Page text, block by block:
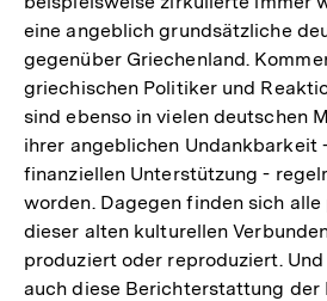
eine angeblich grundsätzliche
gegenüber Griechenland.
griechischen Politiker und
sind ebenso in vielen deutschen
ihrer angeblichen Undankbarkeit
finanziellen Unterstützung -
worden. Dagegen finden sich
dieser alten kulturellen
produziert oder reproduziert.
auch diese Berichterstattung der